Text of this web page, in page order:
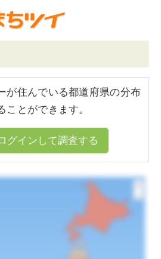
が住んでいる都道府県の分布
ことができます。
グインして調査する